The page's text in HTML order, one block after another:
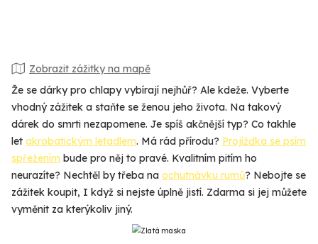
Zobrazit zážitky na mapě
Že se dárky pro chlapy vybírají nejhůř? Ale kdeže. Vyberte
vhodný zážitek a staňte se ženou jeho života. Na takový
dárek do smrti nezapomene. Je spíš akčnější typ? Co takhle
let akrobatickým letadlem. Má rád přírodu? Projížďka se psím
spřežením bude pro něj to pravé. Kvalitním pitím ho
neurazíte? Nechtěl by třeba na ochutnávku rumů? Nebojte se
zážitek koupit, I když si nejste úplně jistí. Zdarma si jej můžete
vyměnit za kterýkoliv jiný.